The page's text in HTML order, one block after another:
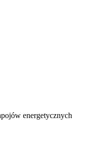
energetycznych